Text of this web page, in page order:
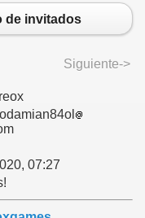
de invitados
Siguiente->
07:27